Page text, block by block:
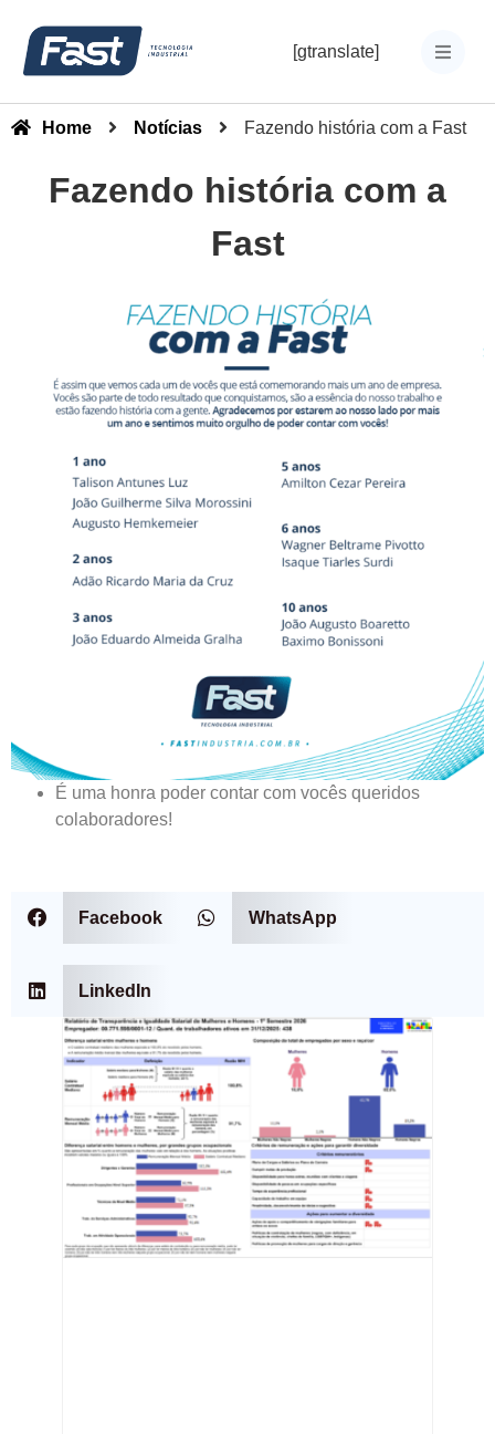
[gtranslate]
Home Notícias Fazendo história com a Fast
Fazendo história com a
Fast
É uma honra poder contar com vocês queridos
colaboradores!
Facebook WhatsApp
LinkedIn